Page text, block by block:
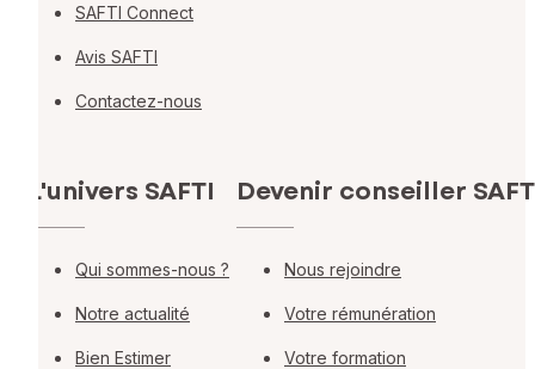
SAFTI Connect
Avis SAFTI
Contactez-nous
L'univers SAFTI
Qui sommes-nous ?
Notre actualité
Bien Estimer
Devenir conseiller
Nous rejoindre
Votre rémunération
Votre formation